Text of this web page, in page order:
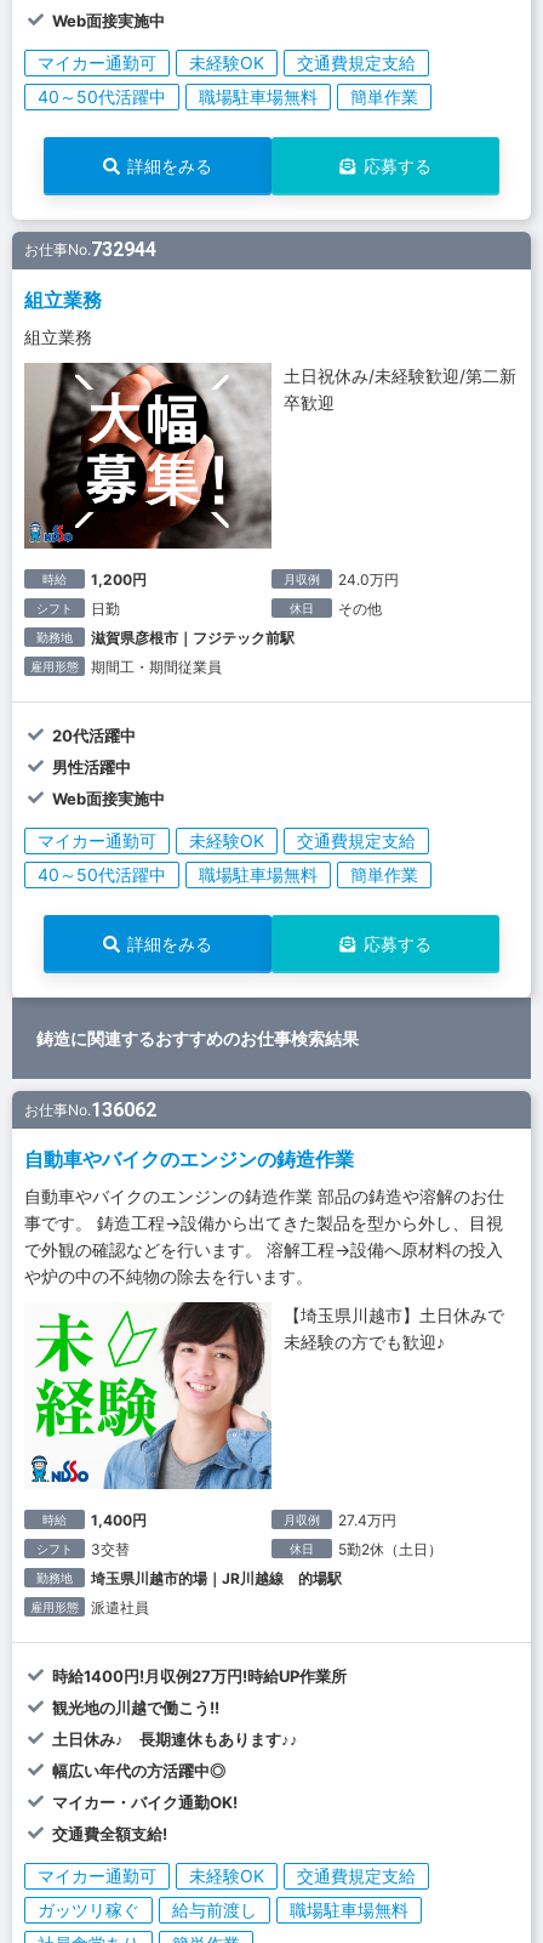
Web面接実施中
マイカー通勤可 未経験OK
交通費規定支給
40～50代活躍中
職場駐車場無料 簡単作業
詳細をみる 応募する
お仕事No.732944
組立業務
組立業務
土日祝休み/未経験歓迎/第二新
卒歓迎
時給 1,200円 月収例 24.0万円
シフト 日勤 休日 その他
勤務地 滋賀県彦根市｜フジテック前駅
雇用形態 期間工・期間従業員
20代活躍中
男性活躍中
Web面接実施中
マイカー通勤可 未経験OK
交通費規定支給
40～50代活躍中
職場駐車場無料 簡単作業
詳細をみる 応募する
鋳造に関連するおすすめのお仕事検索結果
お仕事No.136062
自動車やバイクのエンジンの鋳造作業
自動車やバイクのエンジンの鋳造作業 部品の鋳造や溶解のお仕
事です。 鋳造工程→設備から出てきた製品を型から外し、目視
で外観の確認などを行います。 溶解工程→設備へ原材料の投入
や炉の中の不純物の除去を行います。
【埼玉県川越市】土日休みで
未経験の方でも歓迎♪
時給 1,400円 月収例 27.4万円
シフト 3交替 休日 5勤2休（土日）
勤務地 埼玉県川越市的場｜JR川越線 的場駅
雇用形態 派遣社員
時給1400円!月収例27万円!時給UP作業所
観光地の川越で働こう!!
土日休み♪ 長期連休もあります♪♪
幅広い年代の方活躍中◎
マイカー・バイク通勤OK!
交通費全額支給!
マイカー通勤可 未経験OK
交通費規定支給
ガッツリ稼ぐ
給与前渡し
職場駐車場無料